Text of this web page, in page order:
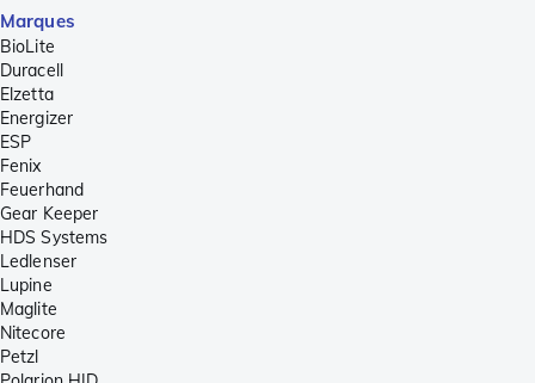
Marques
BioLite
Duracell
Elzetta
Energizer
ESP
Fenix
Feuerhand
Gear Keeper
HDS Systems
Ledlenser
Lupine
Maglite
Nitecore
Petzl